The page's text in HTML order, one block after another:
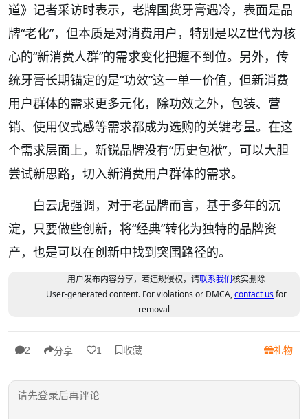
道》记者采访时表示，老牌国货牙膏遇冷，表面是品
牌“老化”，但本质是对消费用户，特别是以Z世代为核
心的“新消费人群”的需求变化把握不到位。另外，传
统牙膏长期锚定的是“功效”这一单一价值，但新消费
用户群体的需求更多元化，除功效之外，包装、营
销、使用仪式感等需求都成为选购的关键考量。在这
个需求层面上，新锐品牌没有“历史包袱”，可以大胆
尝试新思路，切入新消费用户群体的需求。
白云虎强调，对于老品牌而言，基于多年的沉
淀，只要做些创新，将“经典”转化为独特的品牌资
产，也是可以在创新中找到突围路径的。
用户发布内容分享，若违规侵权，请联系我们核实删除
User-generated content. For violations or DMCA,contact usfor
removal
2 分享 1 收藏 礼物